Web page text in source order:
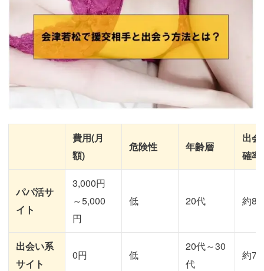
費用(月
額)
危険性 年齢層
出会
確率
パパ活サ
イト
3,000円
～5,000
円
低 20代 約
出会い系
サイト
0円 低
20代～30
代
約